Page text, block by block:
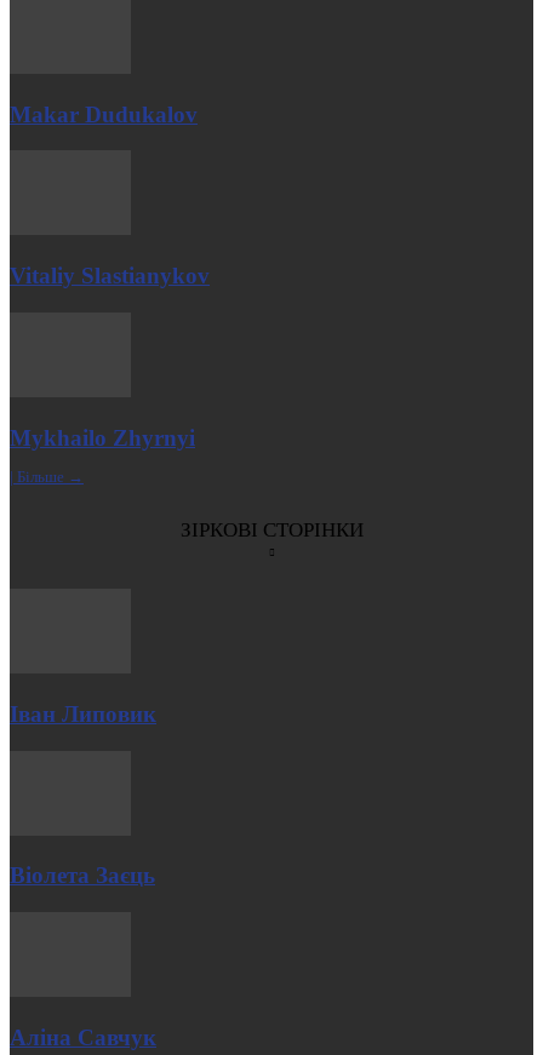
Makar Dudukalov
Vitaliy Slastianykov
Mykhailo Zhyrnyi
| Більше →
ЗІРКОВІ СТОРІНКИ
Іван Липовик
Віолета Заєць
Аліна Савчук